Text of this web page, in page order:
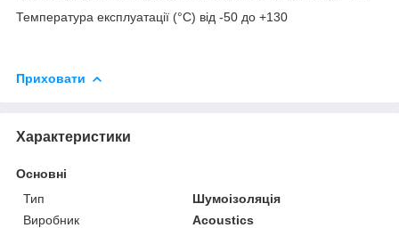
Температура експлуатації (°С) від -50 до +130
Приховати
Характеристики
Основні
Тип
Шумоізоляція
Виробник
Acoustics